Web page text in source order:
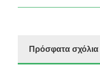
Πρόσφατα σχόλια